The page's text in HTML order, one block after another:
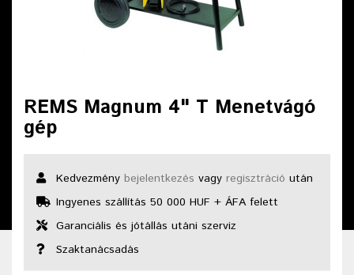
REMS Magnum 4" T Menetvágó
gép
Kedvezmény bejelentkezés vagy regisztráció után
Ingyenes szállítás 50 000 HUF + ÁFA felett
Garanciális és jótállás utáni szerviz
Szaktanácsadás